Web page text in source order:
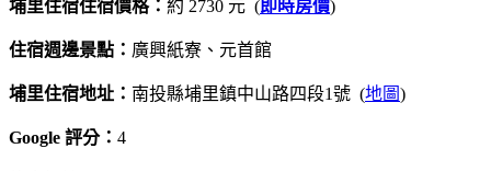
埔里住宿住宿價格： 約 2730 元 (即時房價)
住宿週邊景點： 廣興紙寮、元首館
埔里住宿地址： 南投縣埔里鎮中山路四段1號 (地圖)
Google 評分： 4